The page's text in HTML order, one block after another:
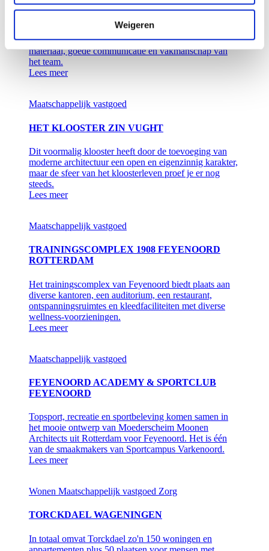
Weigeren
VERBOUWING RAADHUIS RAVENSTEIN
Drie speerpunten hebben tijdens het hele bouwproces
een belangrijke rol gespeeld: slim hergebruik van
materiaal, goede communicatie en vakmanschap van
het team.
Lees meer
Maatschappelijk vastgoed
HET KLOOSTER ZIN VUGHT
Dit voormalig klooster heeft door de toevoeging van
moderne architectuur een open en eigenzinnig karakter,
maar de sfeer van het kloosterleven proef je er nog
steeds.
Lees meer
Maatschappelijk vastgoed
TRAININGSCOMPLEX 1908 FEYENOORD
ROTTERDAM
Het trainingscomplex van Feyenoord biedt plaats aan
diverse kantoren, een auditorium, een restaurant,
ontspanningsruimtes en kleedfaciliteiten met diverse
wellness-voorzieningen.
Lees meer
Maatschappelijk vastgoed
FEYENOORD ACADEMY & SPORTCLUB
FEYENOORD
Topsport, recreatie en sportbeleving komen samen in
het mooie ontwerp van Moederscheim Moonen
Architects uit Rotterdam voor Feyenoord. Het is één
van de smaakmakers van Sportcampus Varkenoord.
Lees meer
Wonen Maatschappelijk vastgoed Zorg
TORCKDAEL WAGENINGEN
In totaal omvat Torckdael zo'n 150 woningen en